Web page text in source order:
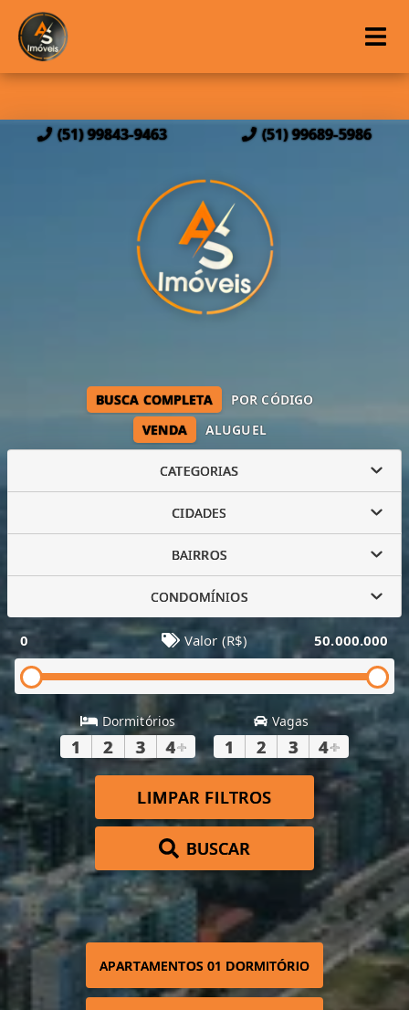
(51) 99843-9463 (51) 99689-5986
VENDA ALUGUEL
BUSCA COMPLETA POR CÓDIGO
CATEGORIAS
CIDADES
BAIRROS
CONDOMÍNIOS
0 Valor (R$) 50.000.000
Dormitórios
1 2 3 4+
Vagas
1 2 3 4+
LIMPAR FILTROS
BUSCAR
APARTAMENTOS 01 DORMITÓRIO